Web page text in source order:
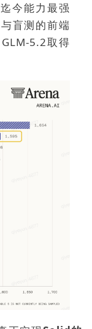
今能力最强
盲测的前端
5.2取得